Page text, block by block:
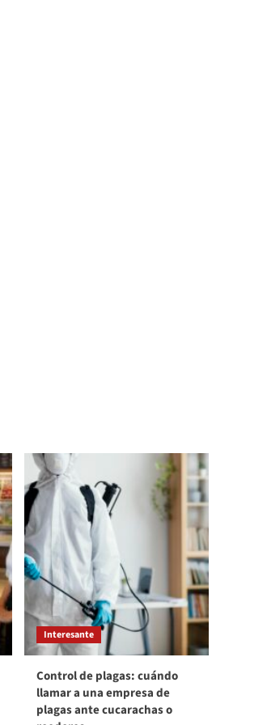
Interesante
Control de plagas: cuándo
llamar a una empresa de
plagas ante cucarachas o